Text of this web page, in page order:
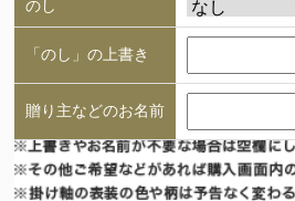
のし
「のし」の上書き
贈り主などのお名前